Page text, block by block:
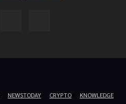
NEWSTODAY CRYPTO KNOWLEDGE